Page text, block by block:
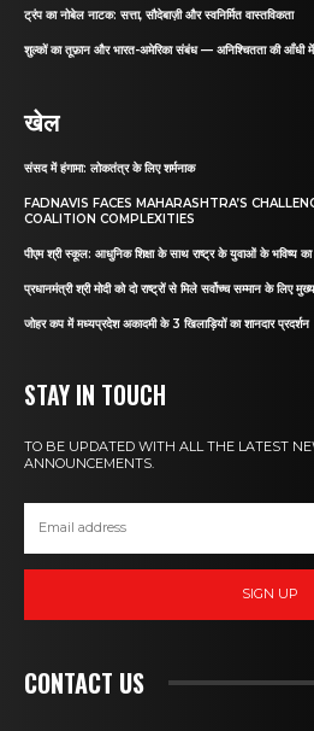
ट्रंप का नोबेल नाटक: सत्ता, सौदेबाज़ी और स्वनिर्मित वास्तविकता
शुल्कों का तूफ़ान और भारत-अमेरिका संबंध — अनिश्चितता की आँधी
खेल
संसद में हंगामा: लोकतंत्र के लिए शर्मनाक
FADNAVIS FACES MAHARASHTRA’S
COALITION COMPLEXITIES
पीएम श्री स्कूल: आधुनिक शिक्षा के साथ राष्ट्र के युवाओं के भविष्य का
प्रधानमंत्री श्री मोदी को दो राष्ट्रों से मिले सर्वोच्च सम्मान के लिए
जोहर कप में मध्यप्रदेश अकादमी के 3 खिलाड़ियों का शानदार प्रदर्शन
STAY IN TOUCH
TO BE UPDATED WITH ALL THE LATEST
ANNOUNCEMENTS.
SIGN UP
CONTACT US